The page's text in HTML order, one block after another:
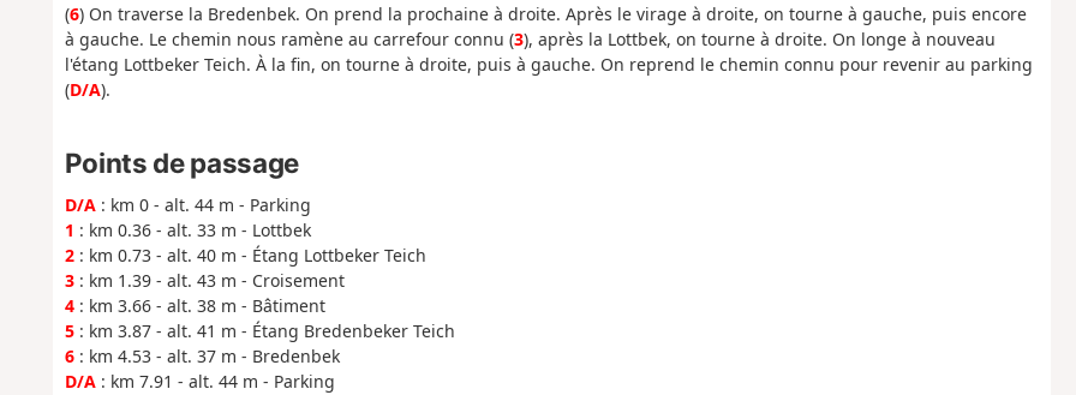
(6) On traverse la Bredenbek. On prend la prochaine à droite. Après le virage à droite, on tourne à gauche, puis encore
à gauche. Le chemin nous ramène au carrefour connu (3), après la Lottbek, on tourne à droite. On longe à nouveau
l'étang Lottbeker Teich. À la fin, on tourne à droite, puis à gauche. On reprend le chemin connu pour revenir au parking
(D/A).
Points de passage
D/A: km 0 - alt. 44 m - Parking
1 : km 0.36 - alt. 33 m - Lottbek
2: km 0.73 - alt. 40 m - Étang Lottbeker Teich
3: km 1.39 - alt. 43 m - Croisement
4: km 3.66 - alt. 38 m - Bâtiment
5: km 3.87 - alt. 41 m - Étang Bredenbeker Teich
6: km 4.53 - alt. 37 m - Bredenbek
D/A: km 7.91 - alt. 44 m - Parking